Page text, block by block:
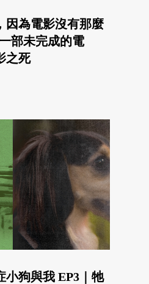
因為電影沒有那麼
部未完成的電
之死
小狗與我 EP3｜牠